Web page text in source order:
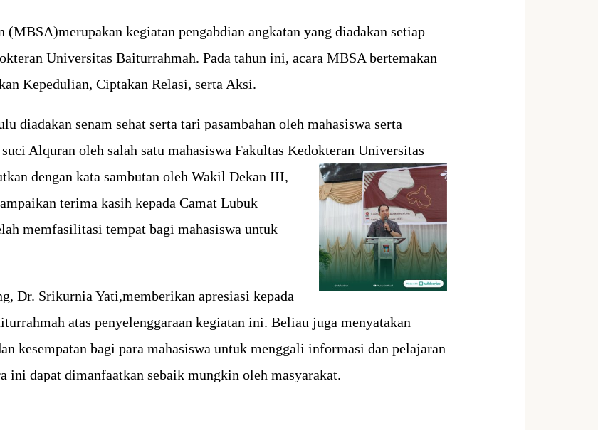
kegiatan pengabdian angkatan yang diadakan setiap
Universitas Baiturrahmah. Pada tahun ini, acara MBSA bertemakan
Kepedulian, Ciptakan Relasi, serta Aksi.
diadakan senam sehat serta tari pasambahan oleh mahasiswa serta
Alquran oleh salah satu mahasiswa Fakultas Kedokteran Universitas
dengan kata sambutan oleh Wakil Dekan III,
terima kasih kepada Camat Lubuk
memfasilitasi tempat bagi mahasiswa untuk
Dr. Srikurnia Yati,memberikan apresiasi kepada
atas penyelenggaraan kegiatan ini. Beliau juga menyatakan
kesempatan bagi para mahasiswa untuk menggali informasi dan pelajaran
ini dapat dimanfaatkan sebaik mungkin oleh masyarakat.